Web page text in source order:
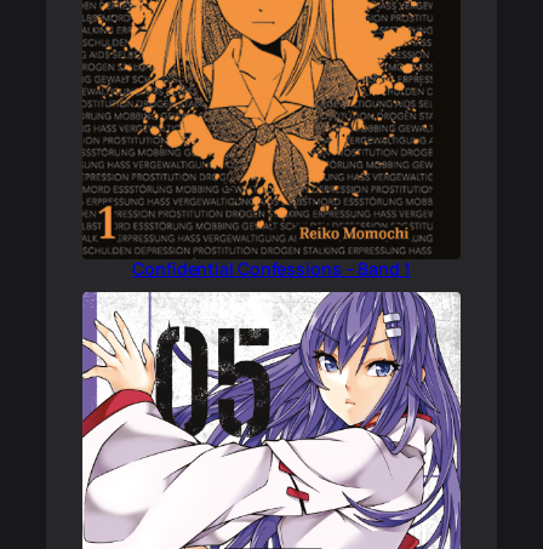
Confidential Confessions – Band 1